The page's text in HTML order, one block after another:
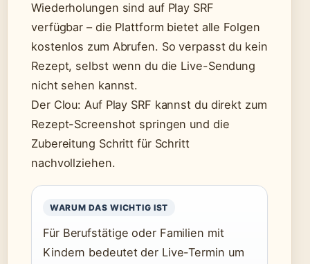
Wiederholungen sind auf Play SRF
verfügbar – die Plattform bietet alle Folgen
kostenlos zum Abrufen. So verpasst du kein
Rezept, selbst wenn du die Live-Sendung
nicht sehen kannst.
Der Clou: Auf Play SRF kannst du direkt zum
Rezept-Screenshot springen und die
Zubereitung Schritt für Schritt
nachvollziehen.
WARUM DAS WICHTIG IST
Für Berufstätige oder Familien mit
Kindern bedeutet der Live-Termin um